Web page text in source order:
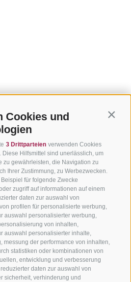
Cookies und
3 Drittparteien verwenden Cookies
Hilfsmittel sind unerlässlich, um
zu gewährleisten, die Navigation zu
Ihrer Zustimmung, zu Werbezwecken.
für folgende Zwecke
zugriff auf informationen auf einem
daten zur auswahl von
profilen für personalisierte werbung,
auswahl personalisierter werbung,
von inhalten,
auswahl personalisierter inhalte,
messung der performance von inhalten,
statistiken oder kombinationen von
entwicklung und verbesserung
daten zur auswahl von
sicherheit, verhinderung und